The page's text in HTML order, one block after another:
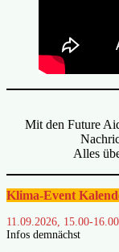
Mit den Future
Alles
Klima-Event
11.09.2026, 15.00-
Infos demnächst